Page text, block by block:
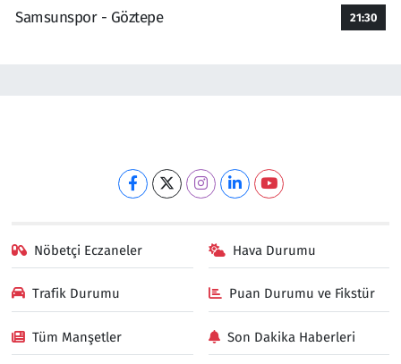
Samsunspor - Göztepe
21:30
Nöbetçi Eczaneler Hava Durumu
Trafik Durumu Puan Durumu ve Fikstür
Tüm Manşetler Son Dakika Haberleri